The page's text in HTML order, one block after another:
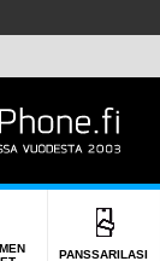
PANSSARILASI